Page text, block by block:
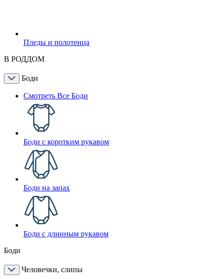
Пледы и полотенца
В РОДДОМ
Боди
Смотреть Все Боди
Боди с коротким рукавом
Боди на запах
Боди с длинным рукавом
Боди
Человечки, слипы